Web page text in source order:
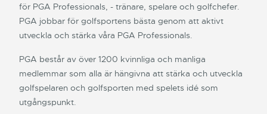
för PGA Professionals, - tränare, spelare och golfchefer.
PGA jobbar för golfsportens bästa genom att aktivt
utveckla och stärka våra PGA Professionals.
PGA består av över 1200 kvinnliga och manliga
medlemmar som alla är hängivna att stärka och utveckla
golfspelaren och golfsporten med spelets idé som
utgångspunkt.